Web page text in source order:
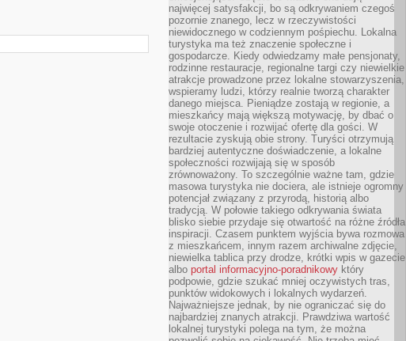
najwięcej satysfakcji, bo są odkrywaniem czegoś
pozornie znanego, lecz w rzeczywistości
niewidocznego w codziennym pośpiechu. Lokalna
turystyka ma też znaczenie społeczne i
gospodarcze. Kiedy odwiedzamy małe pensjonaty,
rodzinne restauracje, regionalne targi czy niewielkie
atrakcje prowadzone przez lokalne stowarzyszenia,
wspieramy ludzi, którzy realnie tworzą charakter
danego miejsca. Pieniądze zostają w regionie, a
mieszkańcy mają większą motywację, by dbać o
swoje otoczenie i rozwijać ofertę dla gości. W
rezultacie zyskują obie strony. Turyści otrzymują
bardziej autentyczne doświadczenie, a lokalne
społeczności rozwijają się w sposób
zrównoważony. To szczególnie ważne tam, gdzie
masowa turystyka nie dociera, ale istnieje ogromny
potencjał związany z przyrodą, historią albo
tradycją. W połowie takiego odkrywania świata
blisko siebie przydaje się otwartość na różne źródła
inspiracji. Czasem punktem wyjścia bywa rozmowa
z mieszkańcem, innym razem archiwalne zdjęcie,
niewielka tablica przy drodze, krótki wpis w gazecie
albo portal informacyjno-poradnikowy który
podpowie, gdzie szukać mniej oczywistych tras,
punktów widokowych i lokalnych wydarzeń.
Najważniejsze jednak, by nie ograniczać się do
najbardziej znanych atrakcji. Prawdziwa wartość
lokalnej turystyki polega na tym, że można